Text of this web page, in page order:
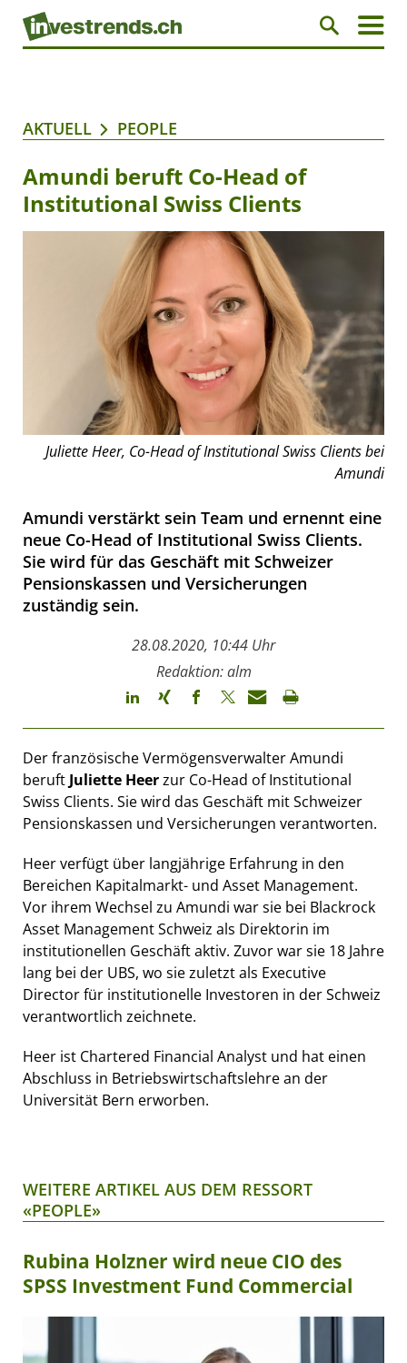
AKTUELL PEOPLE
Amundi beruft Co-Head of
Institutional Swiss Clients
Juliette Heer, Co-Head of Institutional Swiss Clients bei
Amundi
Amundi verstärkt sein Team und ernennt eine
neue Co-Head of Institutional Swiss Clients.
Sie wird für das Geschäft mit Schweizer
Pensionskassen und Versicherungen
zuständig sein.
28.08.2020, 10:44 Uhr
Redaktion: alm
Der französische Vermögensverwalter Amundi
beruft Juliette Heerzur Co-Head of Institutional
Swiss Clients. Sie wird das Geschäft mit Schweizer
Pensionskassen und Versicherungen verantworten.
Heer verfügt über langjährige Erfahrung in den
Bereichen Kapitalmarkt- und Asset Management.
Vor ihrem Wechsel zu Amundi war sie bei Blackrock
Asset Management Schweiz als Direktorin im
institutionellen Geschäft aktiv. Zuvor war sie 18 Jahre
lang bei der UBS, wo sie zuletzt als Executive
Director für institutionelle Investoren in der Schweiz
verantwortlich zeichnete.
Heer ist Chartered Financial Analyst und hat einen
Abschluss in Betriebswirtschaftslehre an der
Universität Bern erworben.
WEITERE ARTIKEL AUS DEM RESSORT
«PEOPLE»
Rubina Holzner wird neue CIO des
SPSS Investment Fund Commercial